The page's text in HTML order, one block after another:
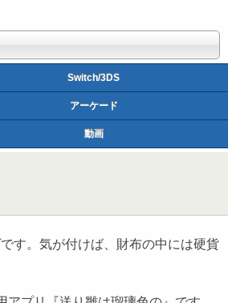
Switch/3DS
アーケード
動画
す。気が付けば、財布の中には硬貨